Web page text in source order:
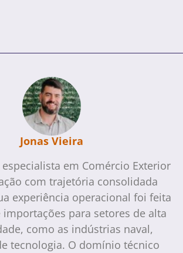
Jonas Vieira
especialista em Comércio Exterior
com trajetória consolidada
experiência operacional foi feita
importações para setores de alta
como as indústrias naval,
tecnologia. O domínio técnico